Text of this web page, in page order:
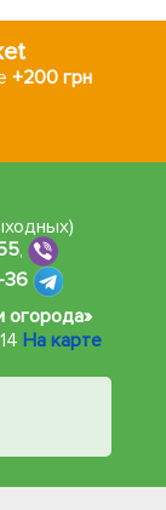
+200 грн
,
36
огорода»
На карте